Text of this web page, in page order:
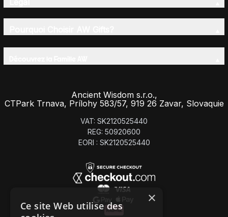
Ancient Wisdom s.r.o.,
CTPark Trnava, Prílohy 583/57, 919 26 Zavar, Slovaquie
VAT: SK2120525440
REG: 50920600
EORI : SK2120525440
×
Ce site Web utilise des